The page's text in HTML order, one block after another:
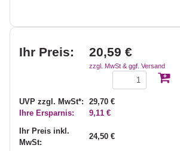
Ihr Preis: 20,59 €
zzgl. MwSt & ggf. Versand
UVP zzgl. MwSt*:
29,70 €
Ihre Ersparnis:
9,11 €
Ihr Preis inkl.
MwSt:
24,50 €